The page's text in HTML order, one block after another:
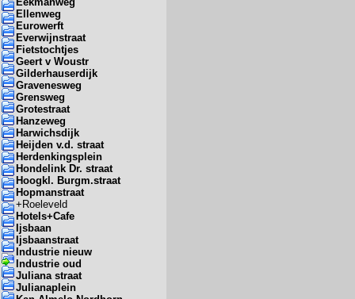
Ellenweg
Eurowerft
Everwijnstraat
Fietstochtjes
Geert v Woustr
Gilderhauserdijk
Gravenesweg
Grensweg
Grotestraat
Hanzeweg
Harwichsdijk
Heijden v.d. straat
Herdenkingsplein
Hondelink Dr. straat
Hoogkl. Burgm.straat
Hopmanstraat
+ Roeleveld
Hotels+Cafe
Ijsbaan
Ijsbaanstraat
Industrie nieuw
Industrie oud
Juliana straat
Julianaplein